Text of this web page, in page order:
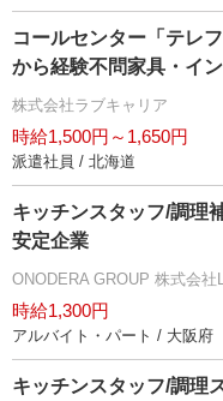
コールセンター「テレ
から経験不問家具・イ
株式会社ラブキャリア
時給1,500円～1,650円
派遣社員 / 北海道
キッチンスタッフ/調理
安定企業
ONODERA GROUP 株式会社
時給1,300円
アルバイト・パート / 大阪府
キッチンスタッフ/調理